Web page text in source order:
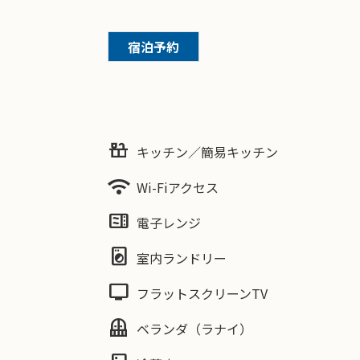
宿泊予約
countertops キッチン／簡易キッチン
wifi Wi-Fiアクセス
microwave 電子レンジ
local_laundry_service 室内ランドリー
tv フラットスクリーンTV
balcony ベランダ（ラナイ）